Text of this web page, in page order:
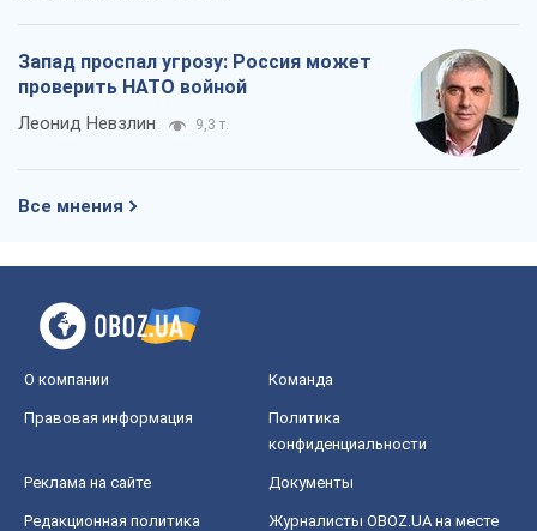
Запад проспал угрозу: Россия может
проверить НАТО войной
Леонид Невзлин 9,3 т.
Все мнения
О компании Команда
Правовая информация
Политика
конфиденциальности
Реклама на сайте Документы
Редакционная политика
Журналисты OBOZ.UA на месте